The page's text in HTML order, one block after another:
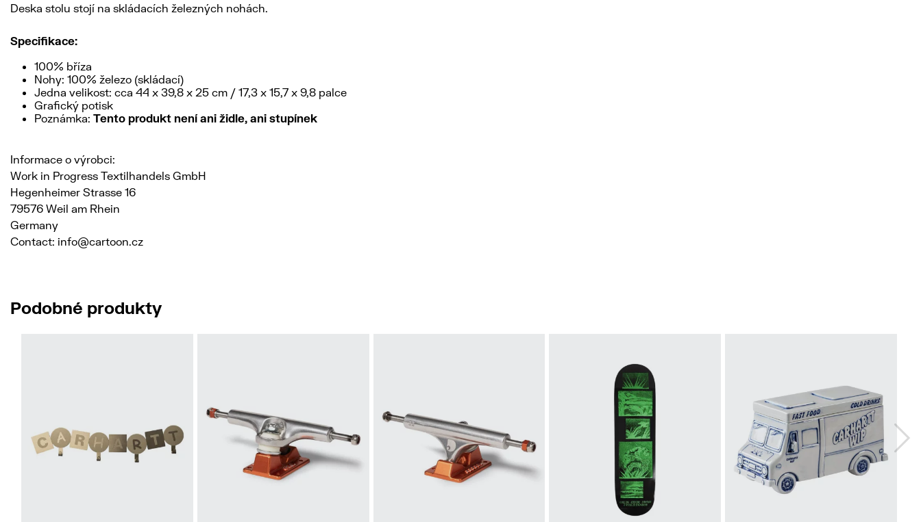
Deska stolu stojí na skládacích železných nohách.
Specifikace:
100% bříza
Nohy: 100% železo (skládací)
Jedna velikost: cca 44 x 39,8 x 25 cm / 17,3 x 15,7 x 9,8 palce
Grafický potisk
Poznámka: Tento produkt není ani židle, ani stupínek
Informace o výrobci:
Work in Progress Textilhandels GmbH
Hegenheimer Strasse 16
79576 Weil am Rhein
Germany
Contact: info@cartoon.cz
Podobné produkty